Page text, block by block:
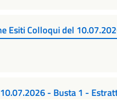
Esiti Colloqui del
- Busta 1 -